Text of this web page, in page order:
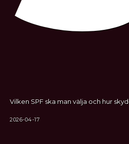
Vilken SPF ska man välja och hur
2026-04-17